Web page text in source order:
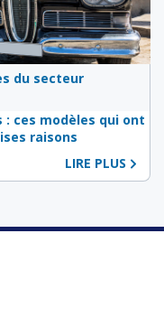
du secteur
: ces modèles qui ont
raisons
LIRE PLUS